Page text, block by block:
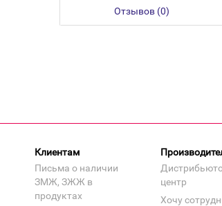
Отзывов (0)
Клиентам
Письма о наличии
ЗМЖ, ЗЖЖ в
продуктах
центр
Хочу